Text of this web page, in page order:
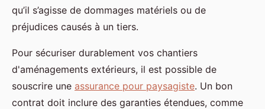
qu’il s’agisse de dommages matériels ou de
préjudices causés à un tiers.
Pour sécuriser durablement vos chantiers
d'aménagements extérieurs, il est possible de
souscrire une assurance pour paysagiste. Un bon
contrat doit inclure des garanties étendues, comme